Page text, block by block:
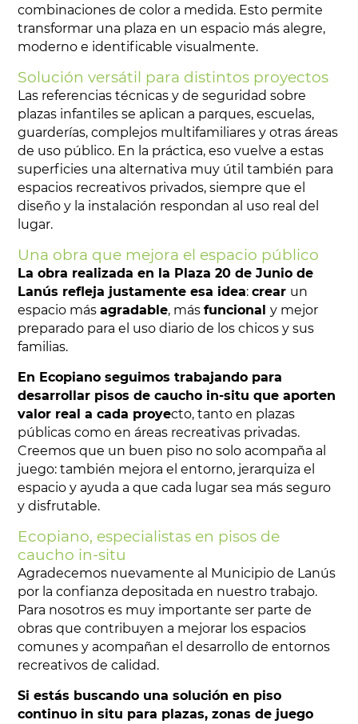
combinaciones de color a medida. Esto permite
transformar una plaza en un espacio más alegre,
moderno e identificable visualmente.
Solución versátil para distintos proyectos
Las referencias técnicas y de seguridad sobre
plazas infantiles se aplican a parques, escuelas,
guarderías, complejos multifamiliares y otras áreas
de uso público. En la práctica, eso vuelve a estas
superficies una alternativa muy útil también para
espacios recreativos privados, siempre que el
diseño y la instalación respondan al uso real del
lugar.
Una obra que mejora el espacio público
La obra realizada en la Plaza 20 de Junio de
Lanús refleja justamente esa idea:crear un
espacio másagradable, másfuncionaly mejor
preparado para el uso diario de los chicos y sus
familias.
En Ecopiano seguimos trabajando para
desarrollar pisos de caucho in-situ que aporten
valor real a cada proyecto, tanto en plazas
públicas como en áreas recreativas privadas.
Creemos que un buen piso no solo acompaña al
juego: también mejora el entorno, jerarquiza el
espacio y ayuda a que cada lugar sea más seguro
y disfrutable.
Ecopiano, especialistas en pisos de
caucho in-situ
Agradecemos nuevamente al Municipio de Lanús
por la confianza depositada en nuestro trabajo.
Para nosotros es muy importante ser parte de
obras que contribuyen a mejorar los espacios
comunes y acompañan el desarrollo de entornos
recreativos de calidad.
Si estás buscando una solución en piso
continuo in situ para plazas, zonas de juego